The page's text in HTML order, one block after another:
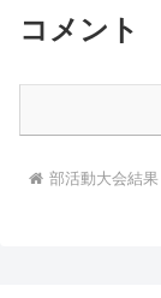
コメント
部活動大会結果